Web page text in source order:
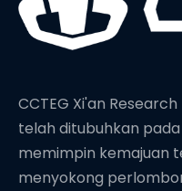
CCTEG Xi'an
telah ditubuhkan pada
memimpin kemajuan
menyokong